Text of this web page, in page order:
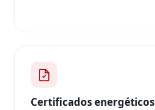
Certificados energéticos